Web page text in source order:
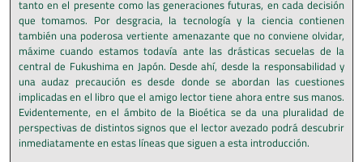
tanto en el presente como las generaciones futuras, en cada decisión
que tomamos. Por desgracia, la tecnología y la ciencia contienen
también una poderosa vertiente amenazante que no conviene olvidar,
máxime cuando estamos todavía ante las drásticas secuelas de la
central de Fukushima en Japón. Desde ahí, desde la responsabilidad y
una audaz precaución es desde donde se abordan las cuestiones
implicadas en el libro que el amigo lector tiene ahora entre sus manos.
Evidentemente, en el ámbito de la Bioética se da una pluralidad de
perspectivas de distintos signos que el lector avezado podrá descubrir
inmediatamente en estas líneas que siguen a esta introducción.